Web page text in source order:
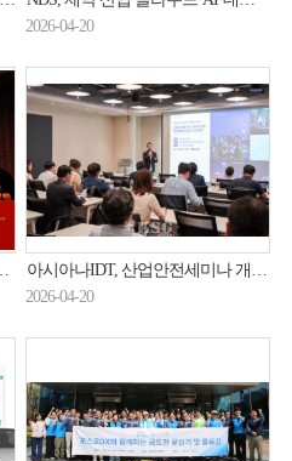
2026-04-20
아시아나IDT, 산업안전세미나 개최…중대재해 대응 방안 공유
2026-04-20